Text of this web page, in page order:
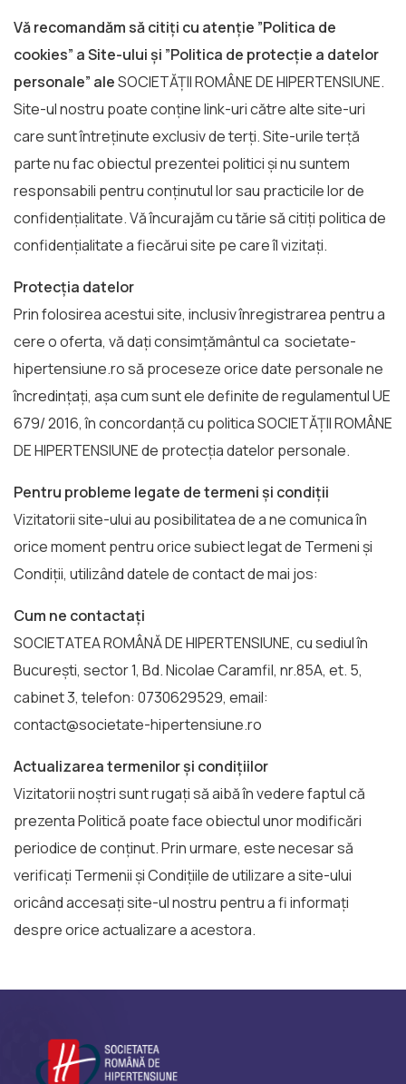
Vă recomandăm să citiți cu atenție ”Politica de
cookies” a Site-ului și ”Politica de protecție a datelor
personale” aleSOCIETĂȚII ROMÂNE DE HIPERTENSIUNE.
Site-ul nostru poate conține link-uri către alte site-uri
care sunt întreținute exclusiv de terți. Site-urile terță
parte nu fac obiectul prezentei politici și nu suntem
responsabili pentru conținutul lor sau practicile lor de
confidențialitate. Vă încurajăm cu tărie să citiți politica de
confidențialitate a fiecărui site pe care îl vizitați.
Protecția datelor
Prin folosirea acestui site, inclusiv înregistrarea pentru a
cere o oferta, vă dați consimțământul ca societate-
hipertensiune.ro să proceseze orice date personale ne
încredințați, așa cum sunt ele definite de regulamentul UE
679/ 2016, în concordanță cu politica SOCIETĂȚII ROMÂNE
DE HIPERTENSIUNE de protecția datelor personale.
Pentru probleme legate de termeni și condiții
Vizitatorii site-ului au posibilitatea de a ne comunica în
orice moment pentru orice subiect legat de Termeni și
Condiții, utilizând datele de contact de mai jos:
Cum ne contactați
SOCIETATEA ROMÂNĂ DE HIPERTENSIUNE, cu sediul în
București, sector 1, Bd. Nicolae Caramfil, nr.85A, et. 5,
cabinet 3, telefon: 0730629529, email:
contact@societate-hipertensiune.ro
Actualizarea termenilor și condițiilor
Vizitatorii noștri sunt rugați să aibă în vedere faptul că
prezenta Politică poate face obiectul unor modificări
periodice de conținut. Prin urmare, este necesar să
verificați Termenii și Condițiile de utilizare a site-ului
oricând accesați site-ul nostru pentru a fi informați
despre orice actualizare a acestora.